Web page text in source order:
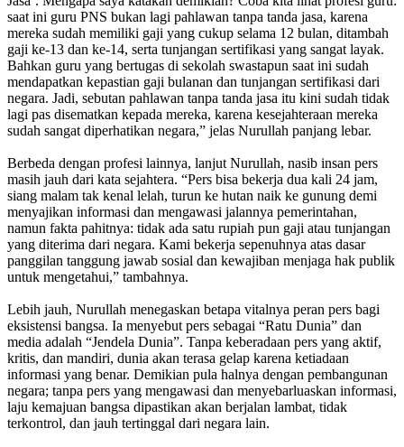
saat ini guru PNS bukan lagi pahlawan tanpa tanda jasa, karena
mereka sudah memiliki gaji yang cukup selama 12 bulan, ditambah
gaji ke-13 dan ke-14, serta tunjangan sertifikasi yang sangat layak.
Bahkan guru yang bertugas di sekolah swastapun saat ini sudah
mendapatkan kepastian gaji bulanan dan tunjangan sertifikasi dari
negara. Jadi, sebutan pahlawan tanpa tanda jasa itu kini sudah tidak
lagi pas disematkan kepada mereka, karena kesejahteraan mereka
sudah sangat diperhatikan negara,” jelas Nurullah panjang lebar.
Berbeda dengan profesi lainnya, lanjut Nurullah, nasib insan pers
masih jauh dari kata sejahtera. “Pers bisa bekerja dua kali 24 jam,
siang malam tak kenal lelah, turun ke hutan naik ke gunung demi
menyajikan informasi dan mengawasi jalannya pemerintahan,
namun fakta pahitnya: tidak ada satu rupiah pun gaji atau tunjangan
yang diterima dari negara. Kami bekerja sepenuhnya atas dasar
panggilan tanggung jawab sosial dan kewajiban menjaga hak publik
untuk mengetahui,” tambahnya.
Lebih jauh, Nurullah menegaskan betapa vitalnya peran pers bagi
eksistensi bangsa. Ia menyebut pers sebagai “Ratu Dunia” dan
media adalah “Jendela Dunia”. Tanpa keberadaan pers yang aktif,
kritis, dan mandiri, dunia akan terasa gelap karena ketiadaan
informasi yang benar. Demikian pula halnya dengan pembangunan
negara; tanpa pers yang mengawasi dan menyebarluaskan informasi,
laju kemajuan bangsa dipastikan akan berjalan lambat, tidak
terkontrol, dan jauh tertinggal dari negara lain.